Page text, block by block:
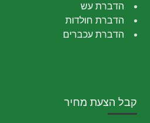
הדברת עש
הדברת חולדות
הדברת עכברים
קבל הצעת מחיר